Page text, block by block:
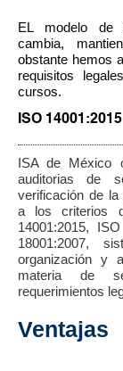
EL modelo de
cambia,
obstante hemos
requisitos
cursos.
ISA de México
auditorias de
verificación de la
a los criterios
14001:2015,
18001:2007,
organización y
materia de
requerimientos
Ventajas
ISO 14001:2015